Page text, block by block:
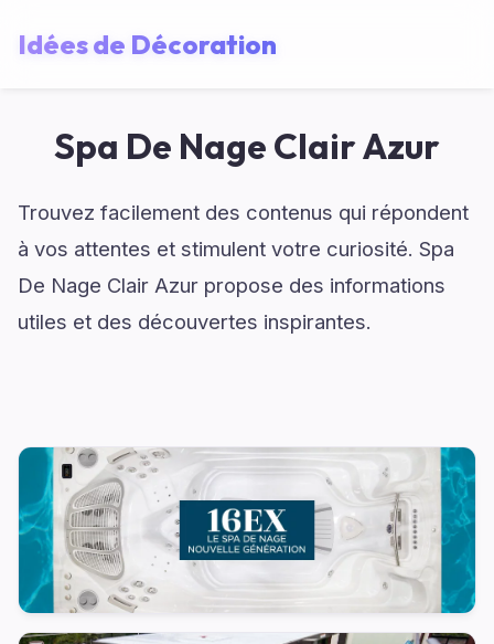
Idées de Décoration
Spa De Nage Clair Azur
Trouvez facilement des contenus qui répondent
à vos attentes et stimulent votre curiosité. Spa
De Nage Clair Azur propose des informations
utiles et des découvertes inspirantes.